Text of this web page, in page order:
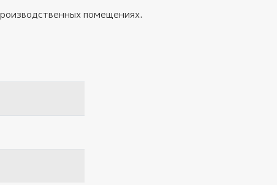
помещениях.